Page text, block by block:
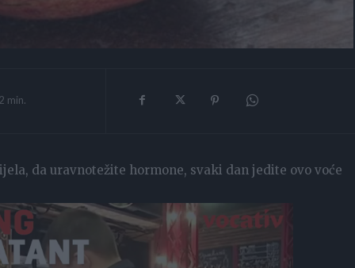
2 min.
da uravnotežite hormone, svaki dan jedite ovo voće